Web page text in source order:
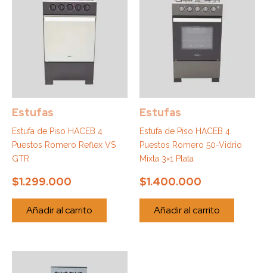
Estufas
Estufa de Piso HACEB 4
Puestos Romero Reflex VS
GTR
$1.299.000
Añadir al carrito
Estufas
Estufa de Piso HACEB 4
Puestos Romero 50-Vidrio
Mixta 3×1 Plata
$1.400.000
Añadir al carrito